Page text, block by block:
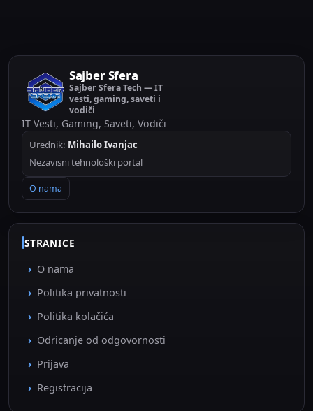
Sajber Sfera
Sajber Sfera Tech — IT
vesti, gaming, saveti i
vodiči
IT Vesti, Gaming, Saveti, Vodiči
Urednik: Mihailo Ivanjac
Nezavisni tehnološki portal
O nama
STRANICE
O nama
Politika privatnosti
Politika kolačića
Odricanje od odgovornosti
Prijava
Registracija